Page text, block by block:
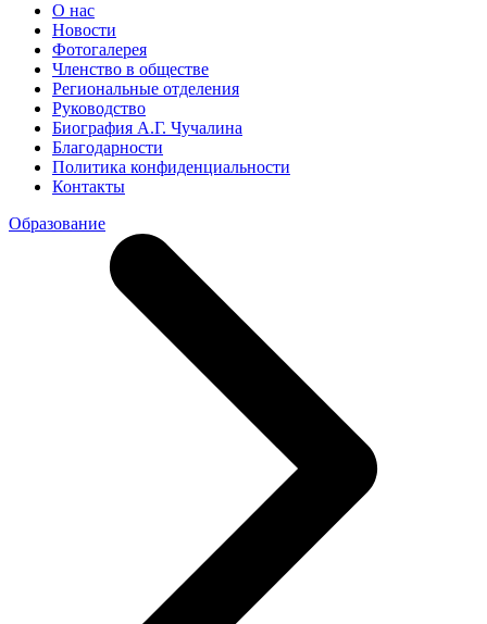
О нас
Новости
Фотогалерея
Членство в обществе
Региональные отделения
Руководство
Биография А.Г. Чучалина
Благодарности
Политика конфиденциальности
Контакты
Образование